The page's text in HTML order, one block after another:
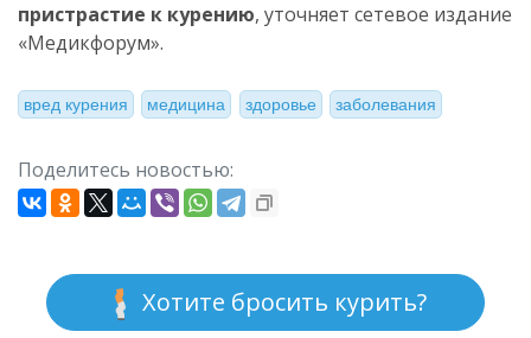
пристрастие к курению, уточняет сетевое издание
«Медикфорум».
вред курения медицина здоровье заболевания
Поделитесь новостью:
Хотите бросить курить?